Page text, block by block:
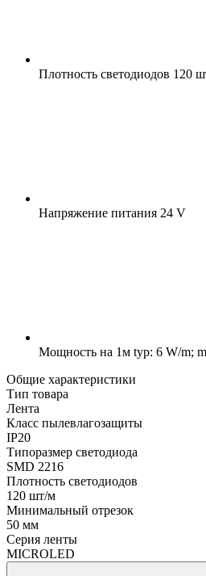
Плотность светодиодов 120
Напряжение питания 24 V
Мощность на 1м typ: 6 W/m;
Общие характеристики
Тип товара
Лента
Класс пылевлагозащиты
IP20
Типоразмер светодиода
SMD 2216
Плотность светодиодов
120 шт/м
Минимальный отрезок
50 мм
Серия ленты
MICROLED